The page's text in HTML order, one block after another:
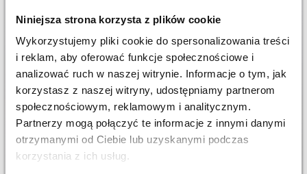
Niniejsza strona korzysta z plików cookie
Wykorzystujemy pliki cookie do spersonalizowania treści
i reklam, aby oferować funkcje społecznościowe i
analizować ruch w naszej witrynie. Informacje o tym, jak
korzystasz z naszej witryny, udostępniamy partnerom
społecznościowym, reklamowym i analitycznym.
Partnerzy mogą połączyć te informacje z innymi danymi
otrzymanymi od Ciebie lub uzyskanymi podczas
korzystania z ich usług.